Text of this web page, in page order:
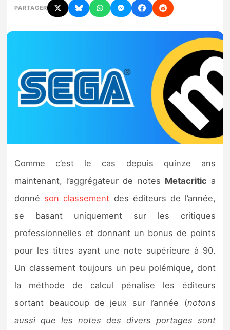
Chiffres de ventes
Tests et previews
Tests d’accessoires
Previews
Précommandes
Précommandes jeux Switch 2
Sorties de jeux
Bons plans
PARTAGER
Comme c’est le cas depuis quinze ans
maintenant, l’aggrégateur de notes Metacritic a
donné son classement des éditeurs de l’année,
se basant uniquement sur les critiques
professionnelles et donnant un bonus de points
pour les titres ayant une note supérieure à 90.
Un classement toujours un peu polémique, dont
la méthode de calcul pénalise les éditeurs
sortant beaucoup de jeux sur l’année (notons
aussi que les notes des divers portages sont